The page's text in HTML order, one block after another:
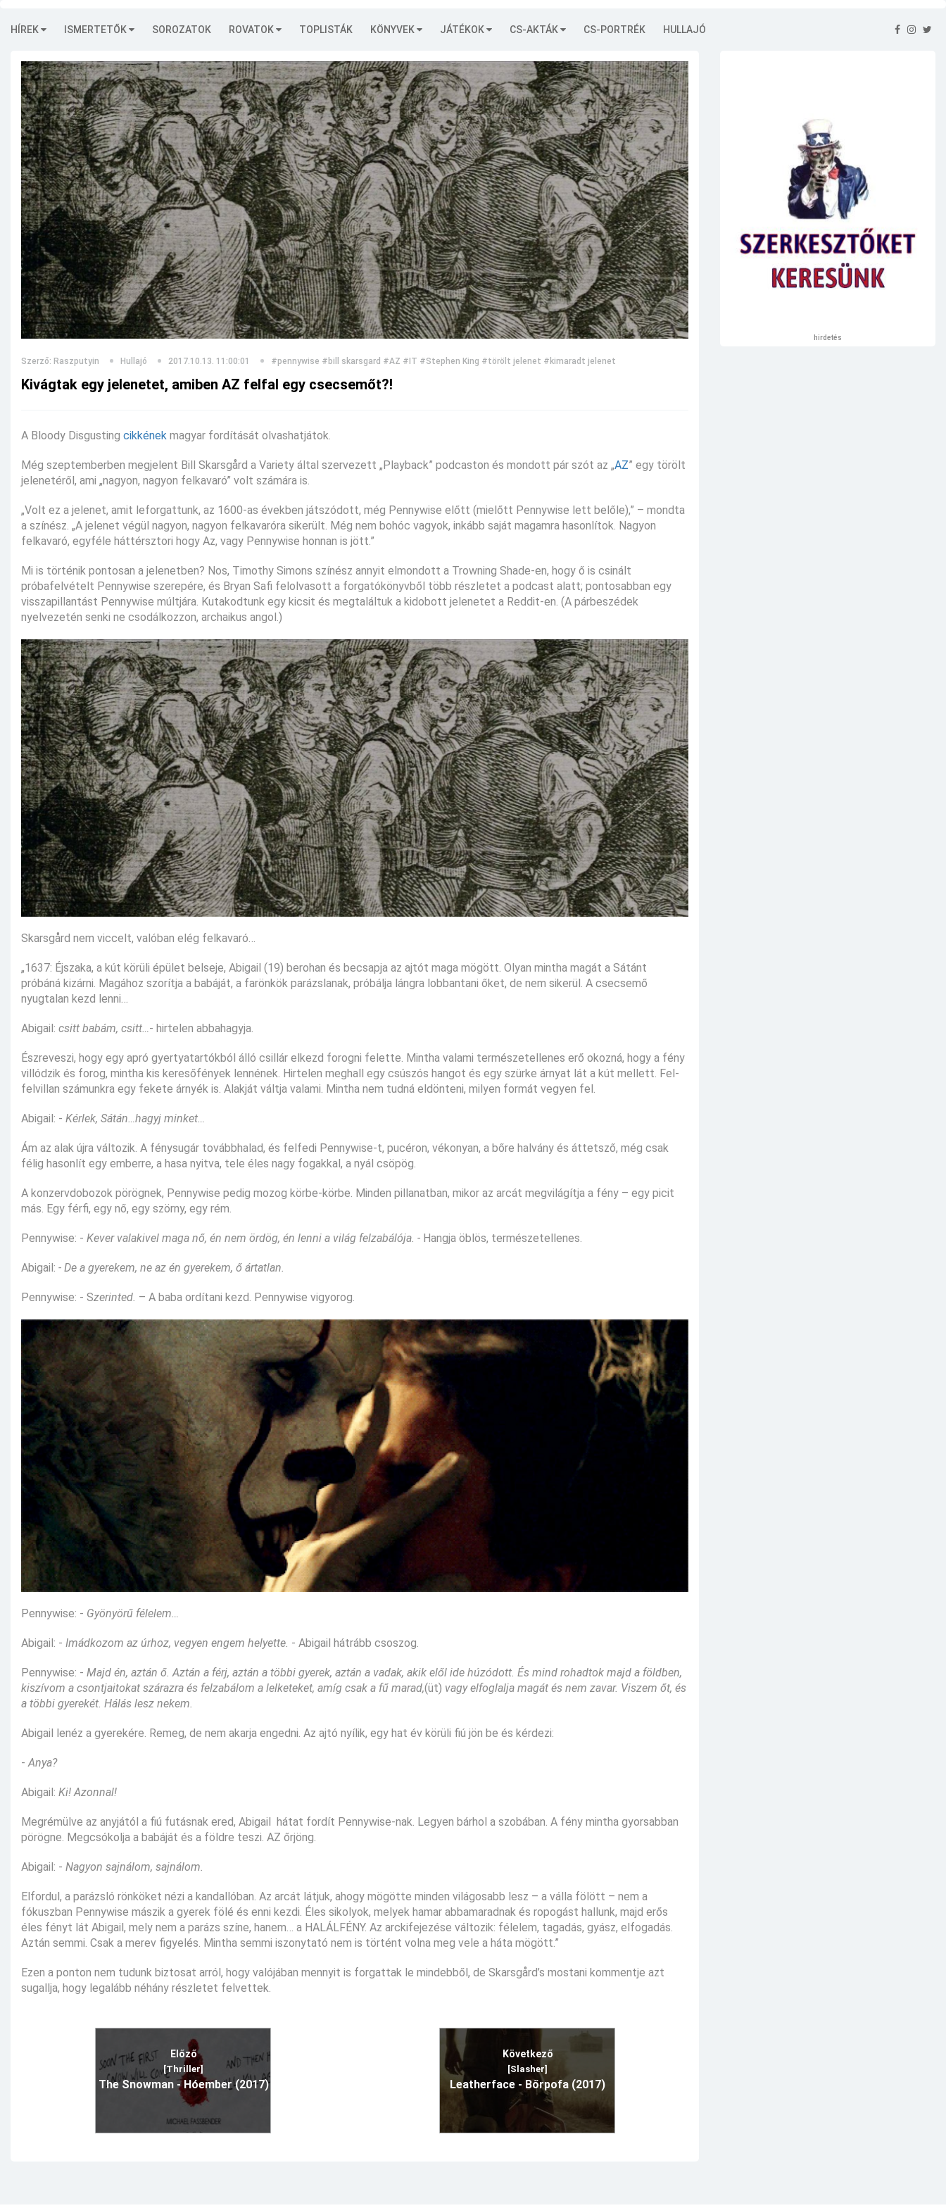
HÍREK ISMERTETŐK SOROZATOK ROVATOK TOPLISTÁK KÖNYVEK JÁTÉKOK CS-AKTÁK CS-PORTRÉK HULLAJÓ
Szerző: Raszputyin Hullajó 2017.10.13. 11:00:01 #pennywise #bill skarsgard #AZ #IT #Stephen King #törölt jelenet #kimaradt jelenet
Kivágtak egy jelenetet, amiben AZ felfal egy csecsemőt?!
A Bloody Disgusting cikkének magyar fordítását olvashatjátok.
Még szeptemberben megjelent Bill Skarsgård a Variety által szervezett „Playback” podcaston és mondott pár szót az „AZ” egy törölt
jelenetéről, ami „nagyon, nagyon felkavaró” volt számára is.
„Volt ez a jelenet, amit leforgattunk, az 1600-as években játszódott, még Pennywise előtt (mielőtt Pennywise lett belőle),” – mondta
a színész. „A jelenet végül nagyon, nagyon felkavaróra sikerült. Még nem bohóc vagyok, inkább saját magamra hasonlítok. Nagyon
felkavaró, egyféle háttérsztori hogy Az, vagy Pennywise honnan is jött.”
Mi is történik pontosan a jelenetben? Nos, Timothy Simons színész annyit elmondott a Trowning Shade-en, hogy ő is csinált
próbafelvételt Pennywise szerepére, és Bryan Safi felolvasott a forgatókönyvből több részletet a podcast alatt; pontosabban egy
visszapillantást Pennywise múltjára. Kutakodtunk egy kicsit és megtaláltuk a kidobott jelenetet a Reddit-en. (A párbeszédek
nyelvezetén senki ne csodálkozzon, archaikus angol.)
Skarsgård nem viccelt, valóban elég felkavaró…
„1637: Éjszaka, a kút körüli épület belseje, Abigail (19) berohan és becsapja az ajtót maga mögött. Olyan mintha magát a Sátánt
próbáná kizárni. Magához szorítja a babáját, a farönkök parázslanak, próbálja lángra lobbantani őket, de nem sikerül. A csecsemő
nyugtalan kezd lenni…
Abigail: csitt babám, csitt…- hirtelen abbahagyja.
Észreveszi, hogy egy apró gyertyatartókból álló csillár elkezd forogni felette. Mintha valami természetellenes erő okozná, hogy a fény
villódzik és forog, mintha kis keresőfények lennének. Hirtelen meghall egy csúszós hangot és egy szürke árnyat lát a kút mellett. Fel-
felvillan számunkra egy fekete árnyék is. Alakját váltja valami. Mintha nem tudná eldönteni, milyen formát vegyen fel.
Abigail: - Kérlek, Sátán…hagyj minket…
Ám az alak újra változik. A fénysugár továbbhalad, és felfedi Pennywise-t, pucéron, vékonyan, a bőre halvány és áttetsző, még csak
félig hasonlít egy emberre, a hasa nyitva, tele éles nagy fogakkal, a nyál csöpög.
A konzervdobozok pörögnek, Pennywise pedig mozog körbe-körbe. Minden pillanatban, mikor az arcát megvilágítja a fény – egy picit
más. Egy férfi, egy nő, egy szörny, egy rém.
Pennywise: - Kever valakivel maga nő, én nem ördög, én lenni a világ felzabálója. - Hangja öblös, természetellenes.
Abigail: - De a gyerekem, ne az én gyerekem, ő ártatlan.
Pennywise: - Szerinted. – A baba ordítani kezd. Pennywise vigyorog.
Pennywise: - Gyönyörű félelem…
Abigail: - Imádkozom az úrhoz, vegyen engem helyette. - Abigail hátrább csoszog.
Pennywise: - Majd én, aztán ő. Aztán a férj, aztán a többi gyerek, aztán a vadak, akik elől ide húzódott. És mind rohadtok majd a földben,
kiszívom a csontjaitokat szárazra és felzabálom a lelketeket, amíg csak a fű marad,(üt) vagy elfoglalja magát és nem zavar. Viszem őt, és
a többi gyerekét. Hálás lesz nekem.
Abigail lenéz a gyerekére. Remeg, de nem akarja engedni. Az ajtó nyílik, egy hat év körüli fiú jön be és kérdezi:
- Anya?
Abigail: Ki! Azonnal!
Megrémülve az anyjától a fiú futásnak ered, Abigail hátat fordít Pennywise-nak. Legyen bárhol a szobában. A fény mintha gyorsabban
pörögne. Megcsókolja a babáját és a földre teszi. AZ őrjöng.
Abigail: - Nagyon sajnálom, sajnálom.
Elfordul, a parázsló rönköket nézi a kandallóban. Az arcát látjuk, ahogy mögötte minden világosabb lesz – a válla fölött – nem a
fókuszban Pennywise mászik a gyerek fölé és enni kezdi. Éles sikolyok, melyek hamar abbamaradnak és ropogást hallunk, majd erős
éles fényt lát Abigail, mely nem a parázs színe, hanem… a HALÁLFÉNY. Az arckifejezése változik: félelem, tagadás, gyász, elfogadás.
Aztán semmi. Csak a merev figyelés. Mintha semmi iszonytató nem is történt volna meg vele a háta mögött.”
Ezen a ponton nem tudunk biztosat arról, hogy valójában mennyit is forgattak le mindebből, de Skarsgård’s mostani kommentje azt
sugallja, hogy legalább néhány részletet felvettek.
Előző
[Thriller]
The Snowman - Hóember (2017)
Következő
[Slasher]
Leatherface - Bőrpofa (2017)
hirdetés